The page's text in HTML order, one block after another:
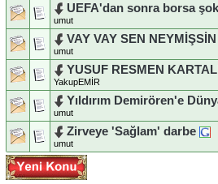
UEFA'dan sonra borsa
umut
VAY VAY SEN
umut
YUSUF RESMEN
YakupEMİR
Yıldırım Demirören'e
umut
Zirveye 'Sağlam' darbe
umut